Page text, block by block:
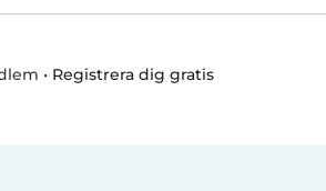
• Registrera dig gratis